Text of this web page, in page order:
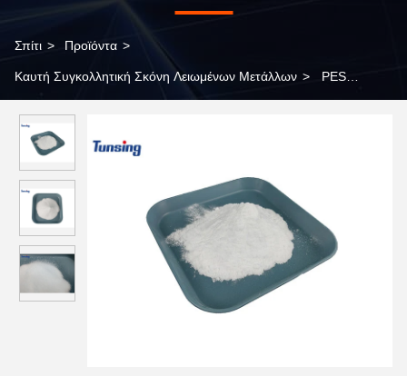
Σπίτι > Προϊόντα >
Καυτή Συγκολλητική Σκόνη Λειωμένων Μετάλλων > PES
το ύφασμα, έγκριση ISO9001 Rohs